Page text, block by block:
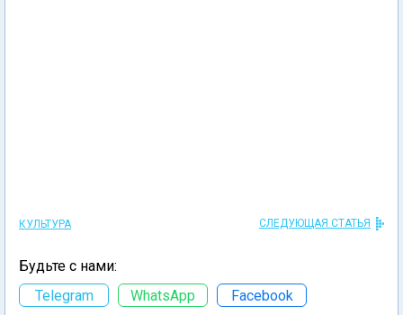
КУЛЬТУРА СЛЕДУЮЩАЯ СТАТЬЯ
Будьте с нами:
Telegram
WhatsApp Facebook